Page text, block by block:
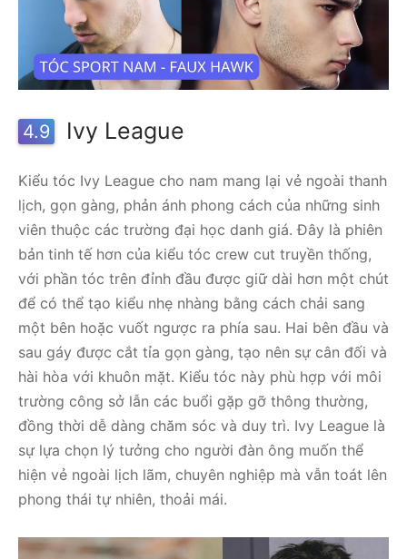
4.9 Ivy League
Kiểu tóc Ivy League cho nam mang lại vẻ ngoài thanh
lịch, gọn gàng, phản ánh phong cách của những sinh
viên thuộc các trường đại học danh giá. Đây là phiên
bản tinh tế hơn của kiểu tóc crew cut truyền thống,
với phần tóc trên đỉnh đầu được giữ dài hơn một chút
để có thể tạo kiểu nhẹ nhàng bằng cách chải sang
một bên hoặc vuốt ngược ra phía sau. Hai bên đầu và
sau gáy được cắt tỉa gọn gàng, tạo nên sự cân đối và
hài hòa với khuôn mặt. Kiểu tóc này phù hợp với môi
trường công sở lẫn các buổi gặp gỡ thông thường,
đồng thời dễ dàng chăm sóc và duy trì. Ivy League là
sự lựa chọn lý tưởng cho người đàn ông muốn thể
hiện vẻ ngoài lịch lãm, chuyên nghiệp mà vẫn toát lên
phong thái tự nhiên, thoải mái.